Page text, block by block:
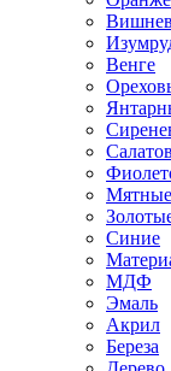
Венге
Мятные
Синие
МДФ
Эмаль
Акрил
Береза